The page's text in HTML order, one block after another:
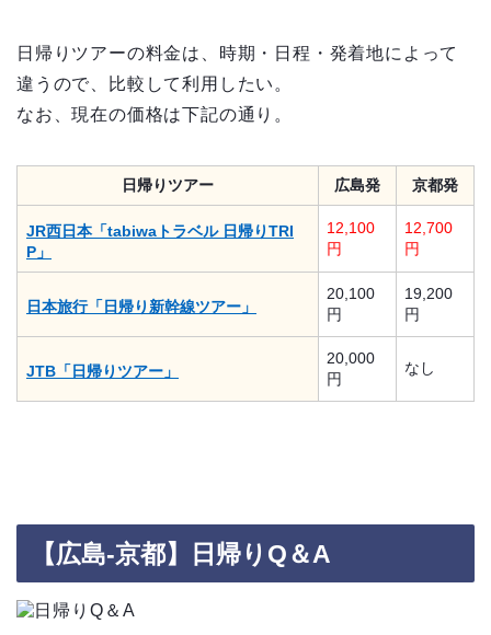
日帰りツアーの料金は、時期・日程・発着地によって
違うので、比較して利用したい。
なお、現在の価格は下記の通り。
日帰りツアー 広島発 京都発
JR西日本「tabiwaトラベル 日帰りTRI
P」
12,100
円
12,700
円
日本旅行「日帰り新幹線ツアー」
20,100
円
19,200
円
JTB「日帰りツアー」
20,000
円
なし
【広島-京都】日帰りQ＆A